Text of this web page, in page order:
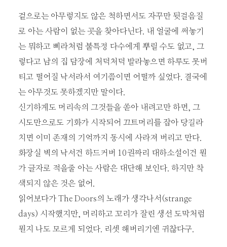
겉으로는 아무렇지도 않은 척하면서도 자꾸만 뒷걸음질
로 아는 사람이 없는 곳을 찾아다닌다. 내 얼굴에 써놓기
는 뭐하고 삐라처럼 불특정 다수에게 뿌릴 수도 없고, 그
렇다고 남의 집 담장에 처덕처덕 발라놓으면 하루도 못버
티고 떨어질 낙서라서 여기쯤이면 어떨까 싶었다. 결국에
는 아무것도 못하겠지만 말이다.
신기하게도 머리속의 그것들을 쏟아 내려고만 하면, 그
시도만으로도 기화가 시작되어 끄트머리를 잡아 당길라
치면 이미 존재의 기억까지 동시에 사라져 버리고 만다.
화장실 벽의 낙서건 하드커버 10권짜리 대하소설이건 뭔
가 글자로 적을줄 아는 사람은 대단해 보인다. 하지만 착
색되지 않은 것은 없어.
읽어보다가 The Doors의 노래가 생각나서(strange
days) 시작했지만, 머리하고 꼬리가 잘린 생선 도막처럼
뭔지 나도 모르게 되었다. 리셋 해버리기엔 귀찮다구.